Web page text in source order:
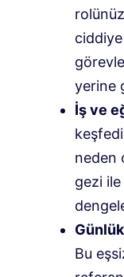
ciddiye
yerine
İş ve
neden
gezi ile
Bu